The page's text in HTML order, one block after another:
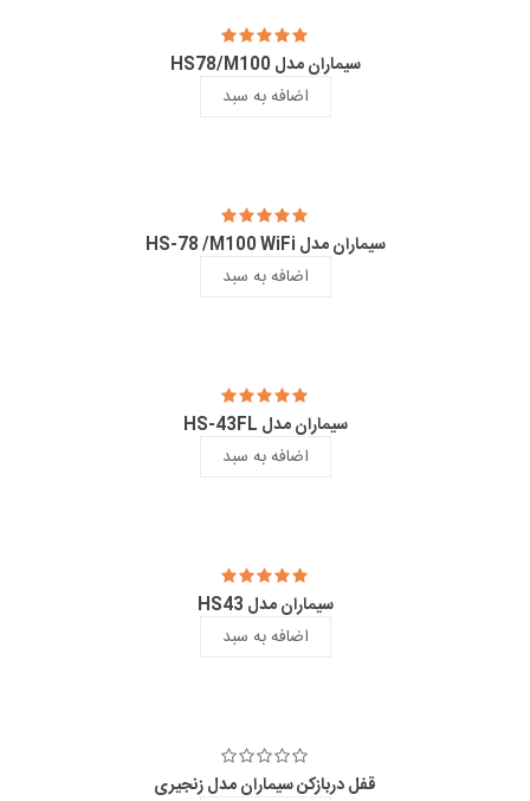
سیماران مدل HS78/M100
اضافه به سبد
سیماران مدل HS-78 /M100 WiFi
اضافه به سبد
سیماران مدل HS-43FL
اضافه به سبد
سیماران مدل HS43
اضافه به سبد
قفل دربازکن سیماران مدل زنجیری